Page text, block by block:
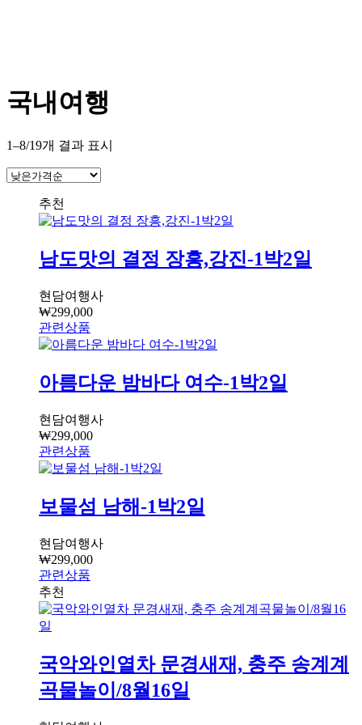
국내여행
1–8/19개 결과 표시
남도맛의 결정 장흥,강진-1박2일
현담여행사
₩299,000
관련상품
아름다운 밤바다 여수-1박2일
현담여행사
₩299,000
관련상품
보물섬 남해-1박2일
현담여행사
₩299,000
관련상품
국악와인열차 문경새재, 충주 송계계
곡물놀이/8월16일